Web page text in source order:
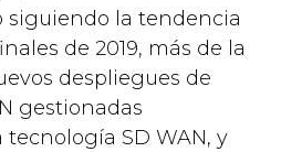
siguiendo la tendencia
de 2019, más de la
despliegues de
gestionadas
SD WAN, y